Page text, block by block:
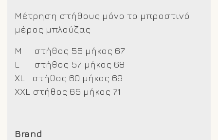
Μέτρηση στήθους μόνο το μπροστινό
μέρος μπλούζας
M στήθος 55 μήκος 67
L στήθος 57 μήκος 68
XL στήθος 60 μήκος 69
XXL
στήθος 65 μήκος 71
Brand